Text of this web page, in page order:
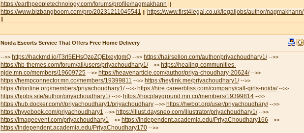
https://earthpeopletechnology.com/forums/profile/nagmakhann ||
https://www.bizbangboom.com/pro/20231211045541 || https://www.first4legal.co.uk/legaljobs/author/nagmakhann/
||
Noida Escorts Service That Offers Free Home Delivery
-->> https://hackmd.io/T3rI5EHsQzeZQEIxeytgmQ -->> https://hairsellon.com/author/priyachoudhary1/-->>
https://hb-themes.com/forum/all/users/priyachoudhary1/-->> https://healing-communities-
njde.mn.co/members/19609725 -->> https://heavenarticle.com/author/priya-choudhary-20624/-->>
https://hempconnector.mn.co/members/19399811 -->> https://heylink.me/priyachoudhary1/-->>
https://hfonline.org/members/priyachoudhary1/-->> https://hire.careerbliss.com/company/call-girls-noida/-->>
https://hjobs.site/author/priyachoudhary1/-->> https://hocplayground.mn.co/members/19399814 -->>
https://hub.docker.com/r/priyachoudhary1/priyachoudhary -->> https://hwbot.org/user/priyachoudhary/-->>
https://hyvebook.com/priyachoudhary1 -->> https://illust.daysneo.com/illustrator/priyachoudhary1/-->>
https://imageevent.com/priyachoudhary1 -->> https://independent.academia.edu/PriyaChoudhary166 -->>
https://independent.academia.edu/PriyaChoudhary170 -->>